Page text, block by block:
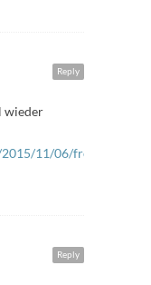
Reply
wieder
11/06/
Reply